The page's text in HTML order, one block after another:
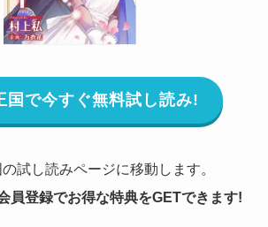
国で今すぐ無料試し読み!
試し読みページに移動します。
員登録でお得な特典をGETできます!